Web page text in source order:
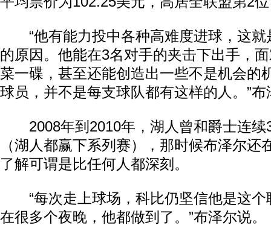
“他有能力投中各种高难度进球，这就
的原因。他能在3名对手的夹击下出手，
菜一碟，甚至还能创造出一些不是机会的
球员，并不是每支球队都有这样的人。”布
2008年到2010年，湖人曾和爵士连续
（湖人都赢下系列赛），那时候布泽尔还
了解可谓是比任何人都深刻。
“每次走上球场，科比仍坚信他是这个
在很多个夜晚，他都做到了。”布泽尔说。